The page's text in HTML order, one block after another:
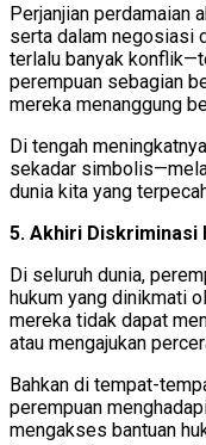
Perjanjian perdamaian
serta dalam negosiasi
terlalu banyak
perempuan sebagian
mereka menanggung
Di tengah
sekadar
dunia kita yang
5. Akhiri Diskriminasi
Di seluruh dunia,
hukum yang dinikmati
mereka tidak dapat
atau mengajukan
Bahkan di tempat-
perempuan
mengakses bantuan